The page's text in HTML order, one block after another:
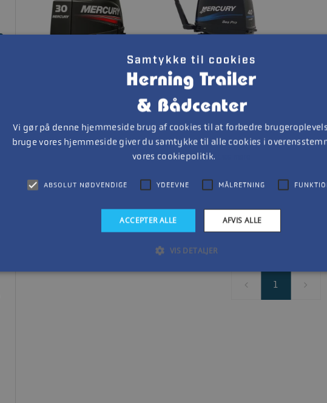
Cylindre: 2
Kategori: 2-takt
30.270DKK
Medanbefalet udstyr
Cylindre: 3
Hk: 40
1
Samtykke til cookies
Vi gør på denne hjemmeside brug af cookies til at forbedre
bruge vores hjemmeside giver du samtykke til alle cookies i
vores cookiepolitik.
ABSOLUT NØDVENDIGE YDEEVNE MÅLRETNING
ACCEPTER ALLE AFVIS ALLE
VIS DETALJER